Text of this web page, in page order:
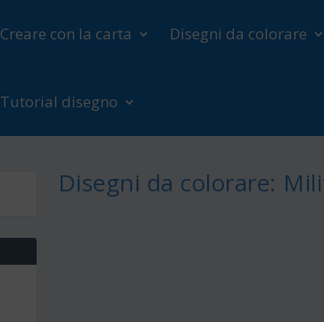
Creare con la carta Disegni da colorare
Tutorial disegno
Disegni da colorare: